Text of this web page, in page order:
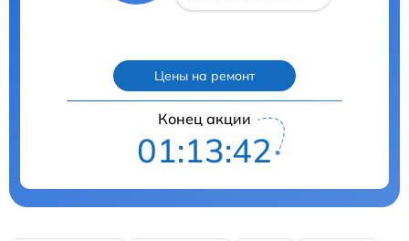
Цены на ремонт
Конец акции
01:13:40